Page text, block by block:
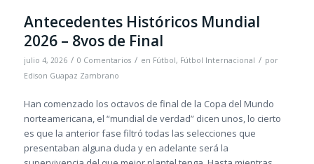
Antecedentes Históricos Mundial
2026 – 8vos de Final
julio 4, 2026 / 0 Comentarios / en Fútbol, Fútbol Internacional / por
Edison Guapaz Zambrano
Han comenzado los octavos de final de la Copa del Mundo
norteamericana, el “mundial de verdad” dicen unos, lo cierto
es que la anterior fase filtró todas las selecciones que
presentaban alguna duda y en adelante será la